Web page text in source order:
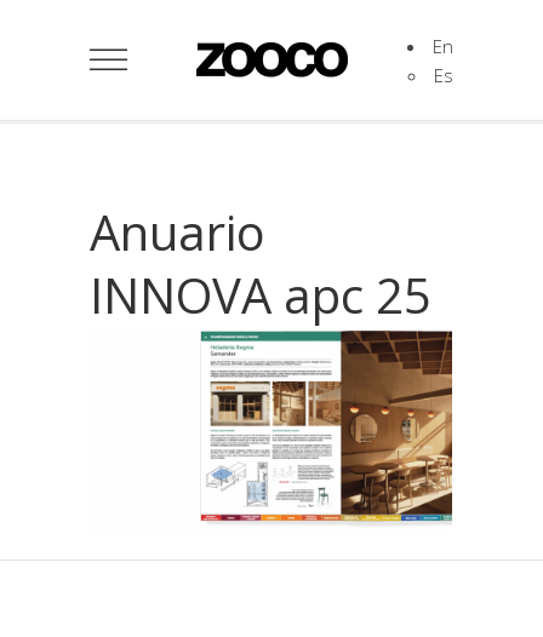
En
Es
Anuario
INNOVA apc 25